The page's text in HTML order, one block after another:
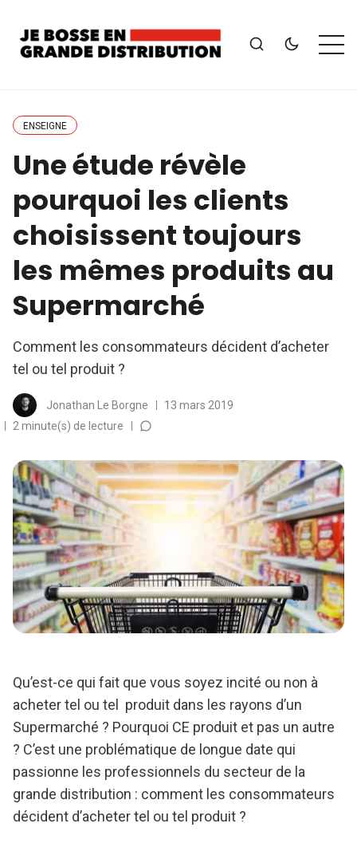
ENSEIGNE
Une étude révèle
pourquoi les clients
choisissent toujours
les mêmes produits au
Supermarché
Comment les consommateurs décident d’acheter
tel ou tel produit ?
Jonathan Le Borgne
13 mars 2019
2 minute(s) de lecture
Qu’est-ce qui fait que vous soyez incité ou non à
acheter tel ou tel produit dans les rayons d’un
Supermarché ? Pourquoi CE produit et pas un autre
? C’est une problématique de longue date qui
passionne les professionnels du secteur de la
grande distribution : comment les consommateurs
décident d’acheter tel ou tel produit ?